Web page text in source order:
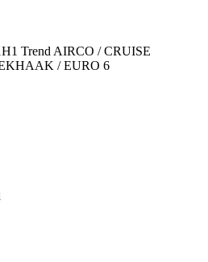
Trend AIRCO / CRUISE
/ EURO 6